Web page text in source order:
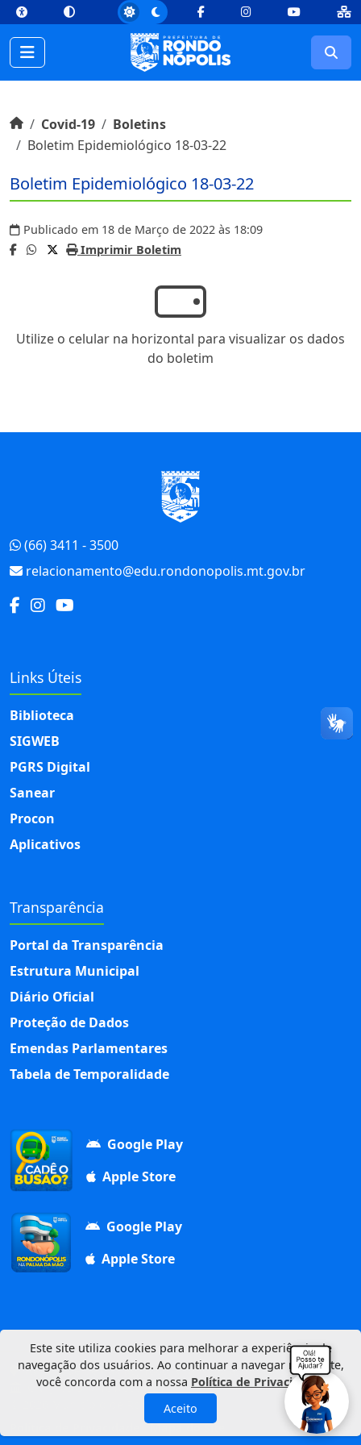
topConteúdo [1] Menu Principal [2] Busca [3] Rodapé [4]
FacebookInstagramYoutube
Início do conteúdo
InícioCovid-19
Boletins
Boletim Epidemiológico 18-03-22
Boletim Epidemiológico 18-03-22
Publicado em 18 de Março de 2022 às 18:09
Imprimir Boletim
Utilize o celular na horizontal para visualizar os dados
do boletim
(66) 3411 - 3500
relacionamento@edu.rondonopolis.mt.gov.br
Links Úteis
Biblioteca
SIGWEB
PGRS Digital
Sanear
Procon
Aplicativos
Transparência
Portal da Transparência
Estrutura Municipal
Diário Oficial
Proteção de Dados
Emendas Parlamentares
Tabela de Temporalidade
Google Play
Apple Store
Google Play
Apple Store
Av. Duque de Caxias, 1000, Vila Aurora, 78740-022
CNPJ: 03.347.101/0001-21
© 2026 Município de Rondonópolis
Mapa do Site
Este site utiliza cookies para melhorar a experiência de
navegação dos usuários. Ao continuar a navegar neste site,
você concorda com a nossa Política de Privacidade.
Aceito